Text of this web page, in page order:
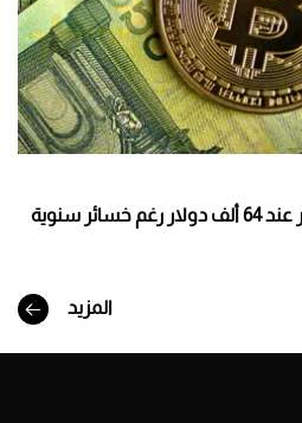
بيتكوين ترتفع 0.93% وتستقر عند 64 ألف دولار رغم خسائر سنوية
المزيد